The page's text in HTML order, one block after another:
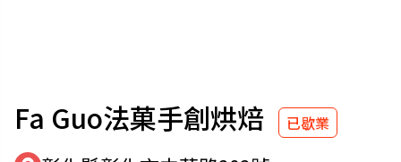
Fa Guo法菓手創烘焙 已歇業